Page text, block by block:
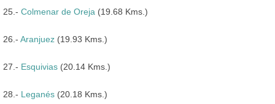
25.- Colmenar de Oreja (19.68 Kms.)
26.- Aranjuez (19.93 Kms.)
27.- Esquivias (20.14 Kms.)
28.- Leganés (20.18 Kms.)